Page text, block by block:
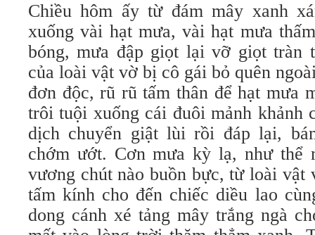
Chiều hôm ấy từ đám mây xanh
xuống vài hạt mưa, vài hạt mưa
bóng, mưa đập giọt lại vỡ giọt tràn
của loài vật vờ bị cô gái bỏ quên
đơn độc, rũ rũ tấm thân để hạt mưa
trôi tuội xuống cái đuôi mảnh khảnh
dịch chuyển giật lùi rồi đáp lại,
chớm ướt. Cơn mưa kỳ lạ, như thể
vương chút nào buồn bực, từ loài vật
tấm kính cho đến chiếc diều lao
dong cánh xé tảng mây trắng ngà